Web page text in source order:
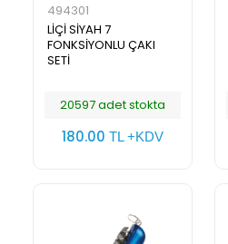
494301
LİÇİ SİYAH 7
FONKSİYONLU ÇAKI
SETİ
20597 adet stokta
180.00 TL +KDV